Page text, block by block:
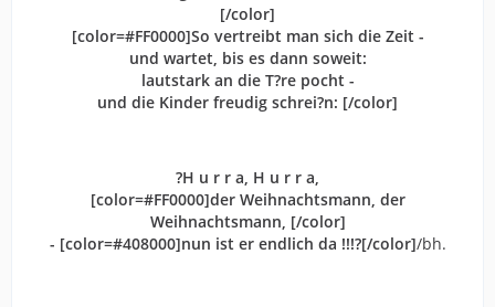
[/color]
[color=#FF0000]So vertreibt man sich die Zeit -
und wartet, bis es dann soweit:
lautstark an die T?re pocht -
und die Kinder freudig schrei?n: [/color]
?H u r r a, H u r r a,
[color=#FF0000]der Weihnachtsmann, der
Weihnachtsmann, [/color]
- [color=#408000]nun ist er endlich da !!!?[/color]/bh.